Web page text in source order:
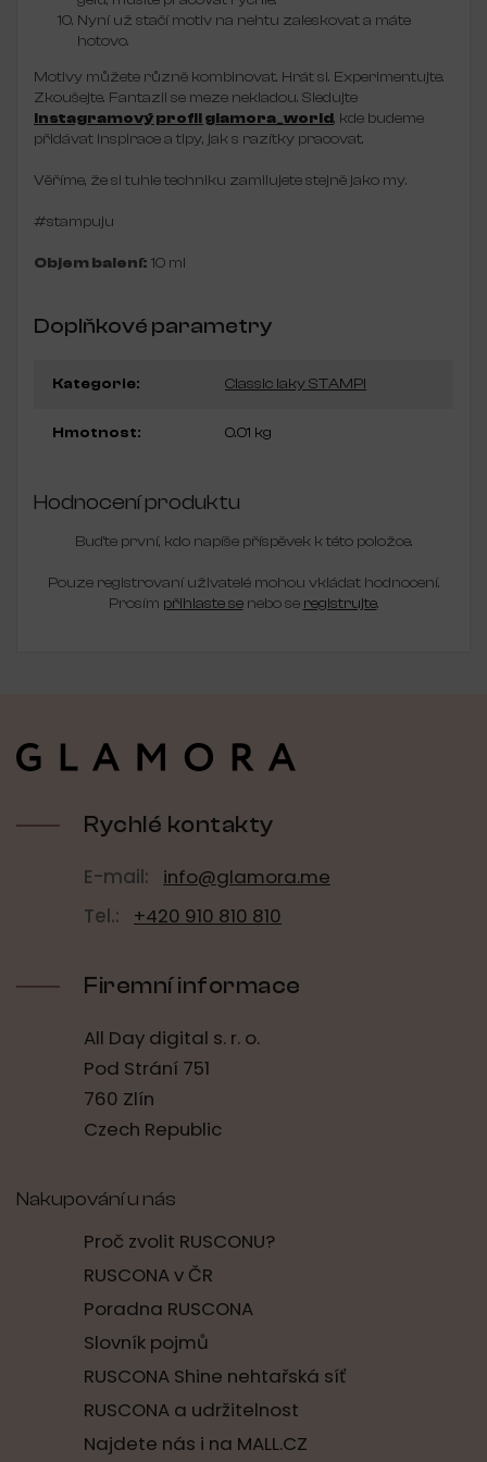
Nyní už stačí motiv na nehtu zaleskovat a máte
hotovo.
Motivy můžete různě kombinovat. Hrát si. Experimentujte.
Zkoušejte. Fantazii se meze nekladou. Sledujte
Instagramový profil glamora_world, kde budeme
přidávat inspirace a tipy, jak s razítky pracovat.
Věříme, že si tuhle techniku zamilujete stejně jako my.
#stampuju
Objem balení: 10 ml
Doplňkové parametry
Kategorie: Classic laky STAMPI
Hmotnost: 0.01 kg
Hodnocení produktu
Buďte první, kdo napíše příspěvek k této položce.
Pouze registrovaní uživatelé mohou vkládat hodnocení.
Prosím přihlaste senebo se registrujte.
Rychlé kontakty
E-mail:
info@glamora.me
Tel.:
+420 910 810 810
Firemní informace
All Day digital s. r. o.
Pod Strání 751
760 Zlín
Czech Republic
Nakupování u nás
Proč zvolit RUSCONU?
RUSCONA v ČR
Poradna RUSCONA
Slovník pojmů
RUSCONA Shine nehtařská síť
RUSCONA a udržitelnost
Najdete nás i na MALL.CZ